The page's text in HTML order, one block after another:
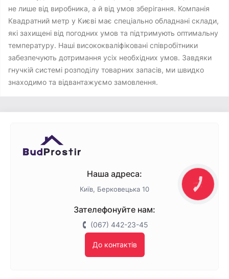
не лише від виробника, а й від умов зберігання. Компанія
Квадратний метр у Києві має спеціально обладнані склади,
які захищені від погодних умов та підтримують оптимальну
температуру. Наші висококваліфіковані співробітники
забезпечують дотримання усіх необхідних умов. Завдяки
гнучкій системі розподілу товарних запасів, ми швидко
знаходимо та відвантажуємо замовлення.
Наша адреса:
Київ, Берковецька 10
Зателефонуйте нам:
(067) 442-23-45
До контактів
КНОПКА
ЗВ'ЯЗКУ